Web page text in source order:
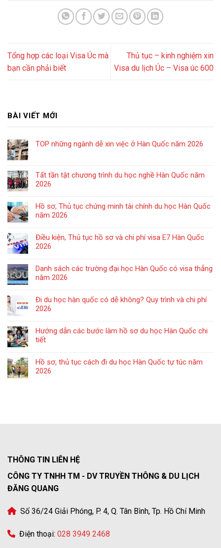
Tổng hợp các loại Visa Úc mà
bạn cần phải biết
Thủ tục – kinh nghiệm xin
Visa du lịch Úc – Visa úc 600
BÀI VIẾT MỚI
TOP những ngành dễ xin việc ở Hàn Quốc năm 2026
Tất tần tật chương trình du học nghề Hàn Quốc năm
2026
Hồ sơ, Thủ tục chứng minh tài chính du học Hàn Quốc
năm 2026
Điều kiện, Thủ tục hồ sơ và chi phí visa E7 Hàn Quốc
2026
Danh sách các trường đại học Hàn Quốc có visa thẳng
năm 2026
Đi du học hàn quốc có dễ không? Quy trình và chi phí
2026
Hướng dẫn các bước làm hồ sơ du học Hàn Quốc chi
tiết
Hồ sơ, thủ tục cách đi du học Hàn Quốc tự túc năm
2026
THÔNG TIN LIÊN HỆ
CÔNG TY TNHH TM - DV TRUYỀN THÔNG & DU LỊCH
ĐĂNG QUANG
Số 36/24 Giải Phóng, P. 4, Q. Tân Bình, Tp. Hồ Chí Minh
Điện thoại: 028 3949 2468